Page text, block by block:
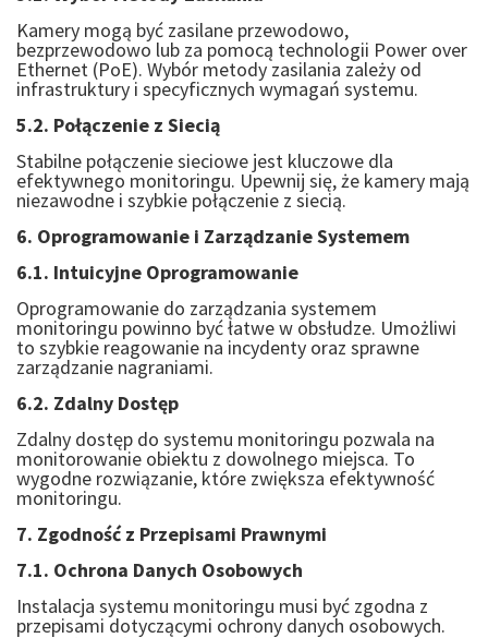
Kamery mogą być zasilane przewodowo,
bezprzewodowo lub za pomocą technologii Power over
Ethernet (PoE). Wybór metody zasilania zależy od
infrastruktury i specyficznych wymagań systemu.
5.2. Połączenie z Siecią
Stabilne połączenie sieciowe jest kluczowe dla
efektywnego monitoringu. Upewnij się, że kamery mają
niezawodne i szybkie połączenie z siecią.
6. Oprogramowanie i Zarządzanie Systemem
6.1. Intuicyjne Oprogramowanie
Oprogramowanie do zarządzania systemem
monitoringu powinno być łatwe w obsłudze. Umożliwi
to szybkie reagowanie na incydenty oraz sprawne
zarządzanie nagraniami.
6.2. Zdalny Dostęp
Zdalny dostęp do systemu monitoringu pozwala na
monitorowanie obiektu z dowolnego miejsca. To
wygodne rozwiązanie, które zwiększa efektywność
monitoringu.
7. Zgodność z Przepisami Prawnymi
7.1. Ochrona Danych Osobowych
Instalacja systemu monitoringu musi być zgodna z
przepisami dotyczącymi ochrony danych osobowych.